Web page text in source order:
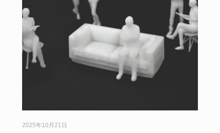
2025年10月21日